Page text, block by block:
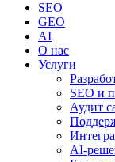
SEO
GEO
AI
О нас
Услуги
SEO и
Аудит
AI-